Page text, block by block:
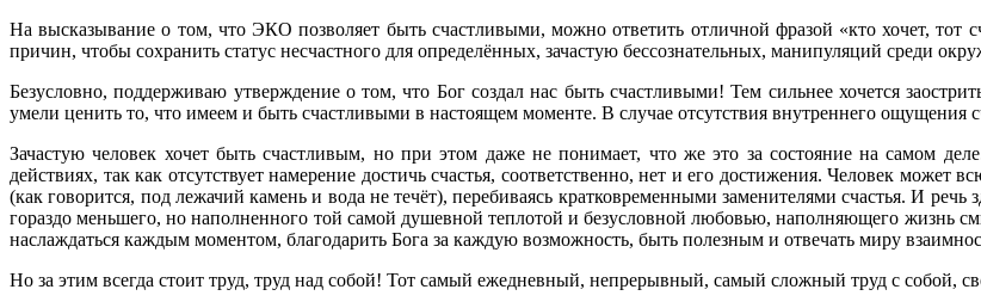
На высказывание о том, что ЭКО позволяет быть счастливыми, можно ответить отличной фразой «кто хочет, тот
причин, чтобы сохранить статус несчастного для определённых, зачастую бессознательных, манипуляций среди
Безусловно, поддерживаю утверждение о том, что Бог создал нас быть счастливыми! Тем сильнее хочется
умели ценить то, что имеем и быть счастливыми в настоящем моменте. В случае отсутствия внутреннего ощущения
Зачастую человек хочет быть счастливым, но при этом даже не понимает, что же это за состояние на самом
действиях, так как отсутствует намерение достичь счастья, соответственно, нет и его достижения. Человек
(как говорится, под лежачий камень и вода не течёт), перебиваясь кратковременными заменителями счастья. И
гораздо меньшего, но наполненного той самой душевной теплотой и безусловной любовью, наполняющего жизнь
наслаждаться каждым моментом, благодарить Бога за каждую возможность, быть полезным и отвечать миру
Но за этим всегда стоит труд, труд над собой! Тот самый ежедневный, непрерывный, самый сложный труд с собой,